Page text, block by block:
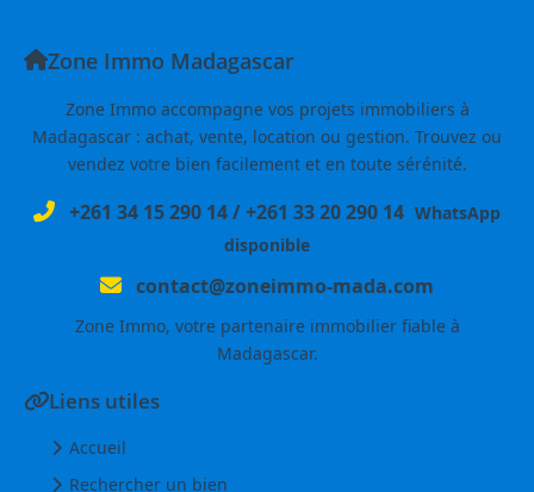
Zone Immo Madagascar
Zone Immo accompagne vos projets immobiliers à
Madagascar : achat, vente, location ou gestion. Trouvez ou
vendez votre bien facilement et en toute sérénité.
+261 34 15 290 14/+261 33 20 290 14 WhatsApp
disponible
contact@zoneimmo-mada.com
Zone Immo, votre partenaire immobilier fiable à
Madagascar.
Liens utiles
Accueil
Rechercher un bien